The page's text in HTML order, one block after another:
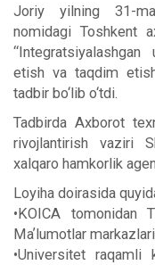
Joriy yilning 31-
nomidagi Toshkent
etish va taqdim
tadbir bo‘lib o‘tdi.
Tadbirda Axborot
rivojlantirish vaziri
xalqaro hamkorlik
Loyiha doirasida
•KOICA tomonidan
Maʼlumotlar
•Universitet